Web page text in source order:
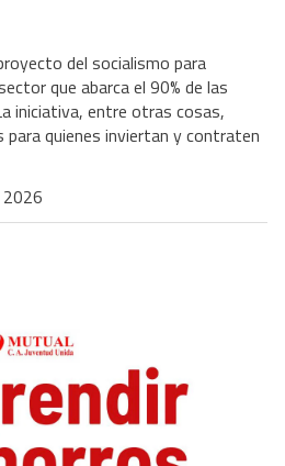
del socialismo para
que abarca el 90% de las
iniciativa, entre otras cosas,
quienes inviertan y contraten